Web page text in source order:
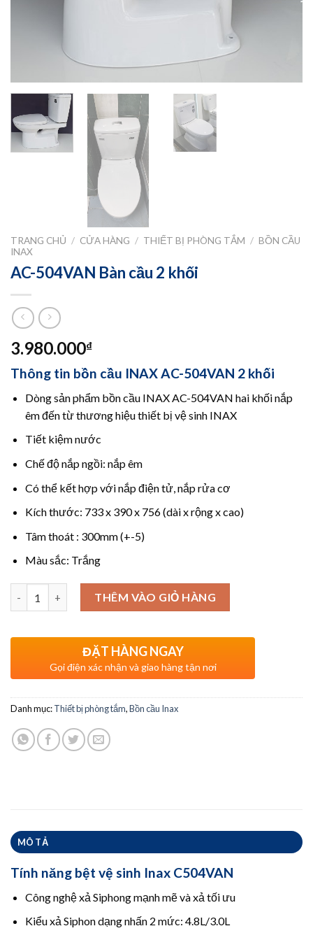
TRANG CHỦ / CỬA HÀNG / THIẾT BỊ PHÒNG TẮM / BỒN CẦU
INAX
AC-504VAN Bàn cầu 2 khối
3.980.000₫
Thông tin bồn cầu INAX AC-504VAN 2 khối
Dòng sản phẩm bồn cầu INAX AC-504VAN hai khối nắp
êm đến từ thương hiệu thiết bị vệ sinh INAX
Tiết kiệm nước
Chế độ nắp ngồi: nắp êm
Có thể kết hợp với nắp điện tử, nắp rửa cơ
Kích thước: 733 x 390 x 756 (dài x rộng x cao)
Tâm thoát : 300mm (+-5)
Màu sắc: Trắng
THÊM VÀO GIỎ HÀNG
ĐẶT HÀNG NGAY
Gọi điện xác nhận và giao hàng tận nơi
Danh mục:Thiết bị phòng tắm,Bồn cầu Inax
MÔ TẢ
Tính năng bệt vệ sinh Inax C504VAN
Công nghệ xả Siphong mạnh mẽ và xả tối ưu
Kiểu xả Siphon dạng nhấn 2 mức: 4.8L/3.0L